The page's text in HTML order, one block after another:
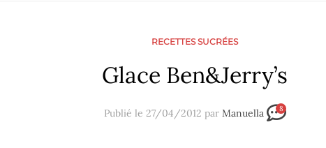
RECETTES SUCRÉES
Glace Ben&Jerry’s
Publié le 27/04/2012 par Manuella 8